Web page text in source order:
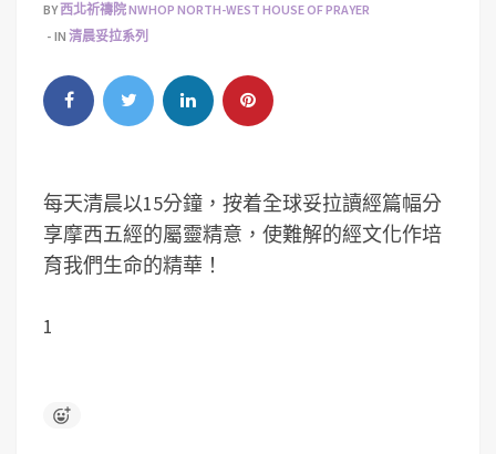
BY西北祈禱院 NWHOP NORTH-WEST HOUSE OF PRAYER
IN 清晨妥拉系列
每天清晨以15分鐘，按着全球妥拉讀經篇幅分
享摩西五經的屬靈精意，使難解的經文化作培
育我們生命的精華！
1